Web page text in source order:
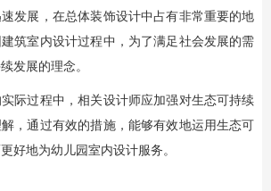
发展，在总体装饰设计中占有非常重要的地
筑室内设计过程中，为了满足社会发展的需
发展的理念。
际过程中，相关设计师应加强对生态可持续
，通过有效的措施，能够有效地运用生态可
好地为幼儿园室内设计服务。